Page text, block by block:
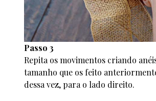
Passo 3
Repita os movimentos criando
tamanho que os feito
dessa vez, para o lado direito.